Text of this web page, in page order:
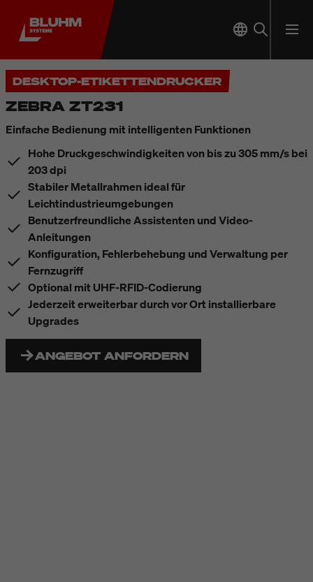
DESKTOP-ETIKETTENDRUCKER
ZEBRA ZT231
Einfache Bedienung mit intelligenten Funktionen
Hohe Druckgeschwindigkeiten von bis zu 305 mm/s bei
203 dpi
Stabiler Metallrahmen ideal für
Leichtindustrieumgebungen
Benutzerfreundliche Assistenten und Video-
Anleitungen
Konfiguration, Fehlerbehebung und Verwaltung per
Fernzugriff
Optional mit UHF-RFID-Codierung
Jederzeit erweiterbar durch vor Ort installierbare
Upgrades
ANGEBOT ANFORDERN